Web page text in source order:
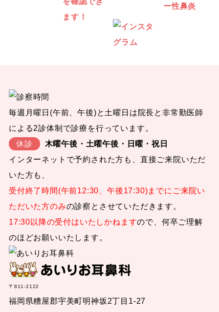
毎週月曜日(午前、午後)と土曜日は院長と非常勤医師
による2診体制で診療を行っています。
休診
木曜午後・土曜午後・日曜・祝日
インターネットで予約された方も、直接ご来院いただ
いた方も、
受付終了時間(午前12:30、午後17:30)までにご来院い
ただいた方のみの診察とさせていただきます。
17:30以降の受付はいたしかねますので、何卒ご理解
のほどお願いいたします。
〒811-2122
福岡県糟屋郡宇美町明神坂2丁目1-27